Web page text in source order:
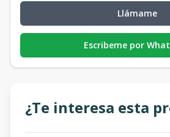
Llámame
Escribeme por
¿Te interesa esta